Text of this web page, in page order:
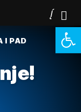
I PAD